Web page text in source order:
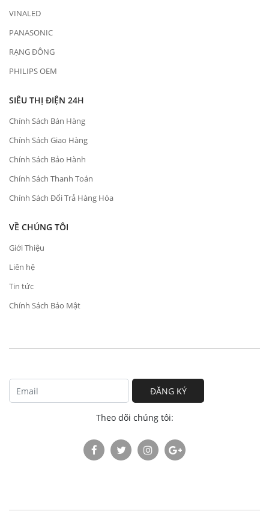
VINALED
PANASONIC
RẠNG ĐÔNG
PHILIPS OEM
SIÊU THỊ ĐIỆN 24H
Chính Sách Bán Hàng
Chính Sách Giao Hàng
Chính Sách Bảo Hành
Chính Sách Thanh Toán
Chính Sách Đổi Trả Hàng Hóa
VỀ CHÚNG TÔI
Giới Thiệu
Liên hệ
Tin tức
Chính Sách Bảo Mật
ĐĂNG KÝ
Theo dõi chúng tôi: